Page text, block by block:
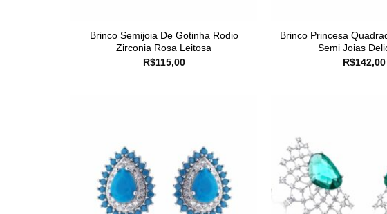
Brinco Semijoia De Gotinha Rodio
Zirconia Rosa Leitosa
R$115,00
Brinco Princesa
Semi Joias
R$142,00